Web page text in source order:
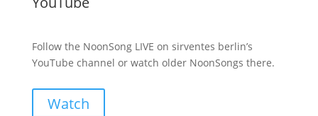
Follow the NoonSong LIVE on sirventes berlin’s
YouTube channel or watch older NoonSongs there.
Watch